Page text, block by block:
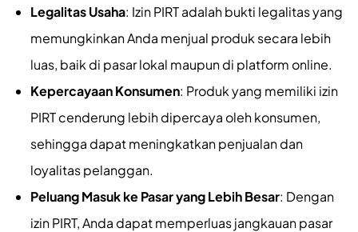
Legalitas Usaha: Izin PIRT adalah bukti legalitas yang
memungkinkan Anda menjual produk secara lebih
luas, baik di pasar lokal maupun di platform online.
Kepercayaan Konsumen: Produk yang memiliki izin
PIRT cenderung lebih dipercaya oleh konsumen,
sehingga dapat meningkatkan penjualan dan
loyalitas pelanggan.
Peluang Masuk ke Pasar yang Lebih Besar: Dengan
izin PIRT, Anda dapat memperluas jangkauan pasar